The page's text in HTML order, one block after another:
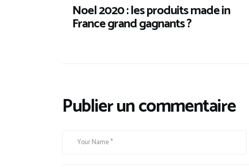
Noel 2020 : les produits made in
France grand gagnants ?
Publier un commentaire